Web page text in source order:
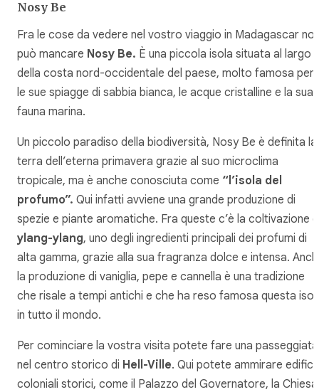
Nosy Be
Fra le cose da vedere nel vostro viaggio in Madagascar
può mancare Nosy Be. È una piccola isola situata al largo
della costa nord-occidentale del paese, molto famosa per
le sue spiagge di sabbia bianca, le acque cristalline e la sua
fauna marina.
Un piccolo paradiso della biodiversità, Nosy Be è definita la
terra dell’eterna primavera grazie al suo microclima
tropicale, ma è anche conosciuta come “l’isola del
profumo”. Qui infatti avviene una grande produzione di
spezie e piante aromatiche. Fra queste c’è la coltivazione
ylang-ylang, uno degli ingredienti principali dei profumi di
alta gamma, grazie alla sua fragranza dolce e intensa.
la produzione di vaniglia, pepe e cannella è una tradizione
che risale a tempi antichi e che ha reso famosa questa
in tutto il mondo.
Per cominciare la vostra visita potete fare una passeggiata
nel centro storico di Hell-Ville. Qui potete ammirare edifici
coloniali storici, come il Palazzo del Governatore, la Chiesa